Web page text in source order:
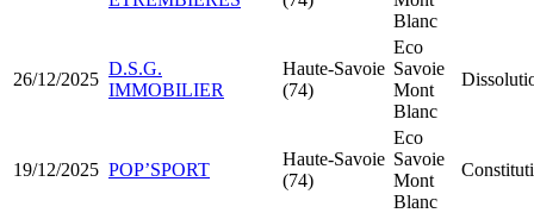
Blanc
26/12/2025
D.S.G.
IMMOBILIER
Haute-Savoie
(74)
Eco
Savoie
Mont
Blanc
19/12/2025 POP’SPORT
Haute-Savoie
(74)
Eco
Savoie
Mont
Blanc